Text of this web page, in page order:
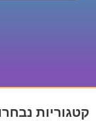
קטגוריות